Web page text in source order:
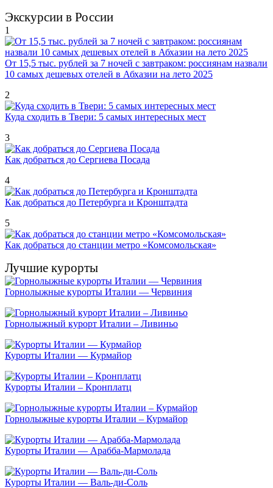
Экскурсии в России
1
От 15,5 тыс. рублей за 7 ночей с завтраком: россиянам назвали
10 самых дешевых отелей в Абхазии на лето 2025
2
Куда сходить в Твери: 5 самых интересных мест
3
Как добраться до Сергиева Посада
4
Как добраться до Петербурга и Кронштадта
5
Как добраться до станции метро «Комсомольская»
Лучшие курорты
Горнолыжные курорты Италии — Червиния
Горнолыжный курорт Италии – Ливиньо
Курорты Италии — Курмайор
Курорты Италии – Кронплатц
Горнолыжные курорты Италии – Курмайор
Курорты Италии — Арабба-Мармолада
Курорты Италии — Валь-ди-Соль